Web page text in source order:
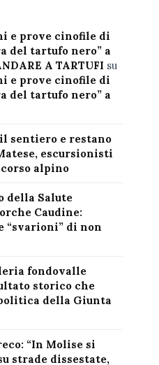
e prove cinofile di
del tartufo nero” a
A TARTUFI su
e prove cinofile di
del tartufo nero” a
sentiero e restano
escursionisti
alpino
della Salute
Caudine:
“svarioni” di non
fondovalle
storico che
della Giunta
“In Molise si
strade dissestate,